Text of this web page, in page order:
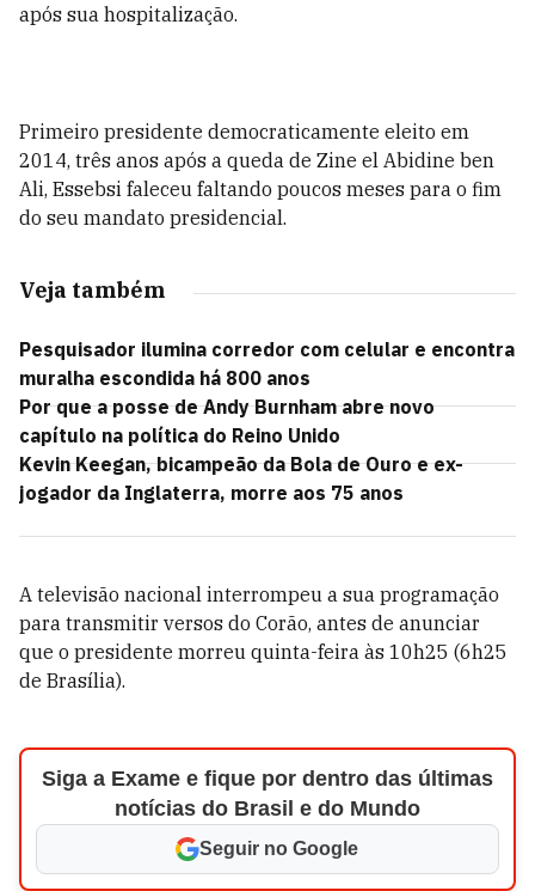
após sua hospitalização.
Primeiro presidente democraticamente eleito em
2014, três anos após a queda de Zine el Abidine ben
Ali, Essebsi faleceu faltando poucos meses para o fim
do seu mandato presidencial.
Veja também
Pesquisador ilumina corredor com celular e encontra
muralha escondida há 800 anos
Por que a posse de Andy Burnham abre novo
capítulo na política do Reino Unido
Kevin Keegan, bicampeão da Bola de Ouro e ex-
jogador da Inglaterra, morre aos 75 anos
A televisão nacional interrompeu a sua programação
para transmitir versos do Corão, antes de anunciar
que o presidente morreu quinta-feira às 10h25 (6h25
de Brasília).
Siga a Exame e fique por dentro das últimas
notícias do Brasil e do Mundo
Seguir no Google